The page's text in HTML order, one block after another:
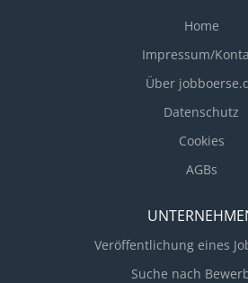
Home
Impressum/
Über
Datenschutz
Cookies
AGBs
Veröffentlichung eines
Suche nach